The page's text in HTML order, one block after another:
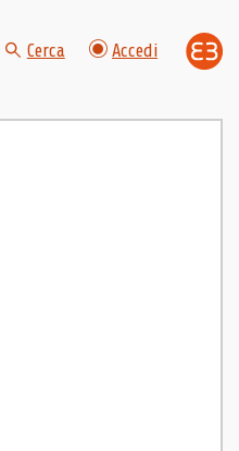
Cerca Accedi